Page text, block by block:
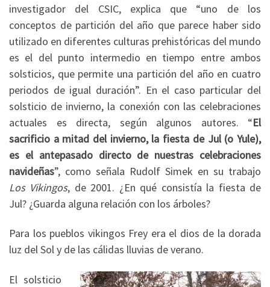
investigador del CSIC, explica que “uno de los
conceptos de partición del año que parece haber sido
utilizado en diferentes culturas prehistóricas del mundo
es el del punto intermedio en tiempo entre ambos
solsticios, que permite una partición del año en cuatro
periodos de igual duración”. En el caso particular del
solsticio de invierno, la conexión con las celebraciones
actuales es directa, según algunos autores. “El
sacrificio a mitad del invierno, la fiesta de Jul (o Yule),
es el antepasado directo de nuestras celebraciones
navideñas”, como señala Rudolf Simek en su trabajo
Los Vikingos, de 2001. ¿En qué consistía la fiesta de
Jul? ¿Guarda alguna relación con los árboles?
Para los pueblos vikingos Frey era el dios de la dorada
luz del Sol y de las cálidas lluvias de verano.
El solsticio